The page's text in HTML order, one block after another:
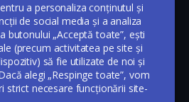
a personaliza conținutul și
de social media și a analiza
butonului „Acceptă toate”, ești
(precum activitatea pe site și
să fie utilizate de noi și
alegi „Respinge toate”, vom
strict necesare funcționării site-